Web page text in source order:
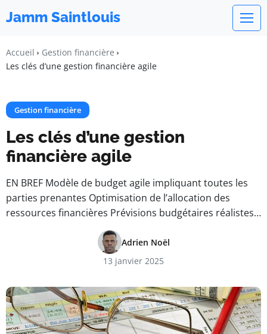
Jamm Saintlouis
Accueil
Gestion financière
Les clés d’une gestion financière agile
Gestion financière
Les clés d’une gestion
financière agile
EN BREF Modèle de budget agile impliquant toutes les
parties prenantes Optimisation de l’allocation des
ressources financières Prévisions budgétaires réalistes…
Adrien Noël
13 janvier 2025